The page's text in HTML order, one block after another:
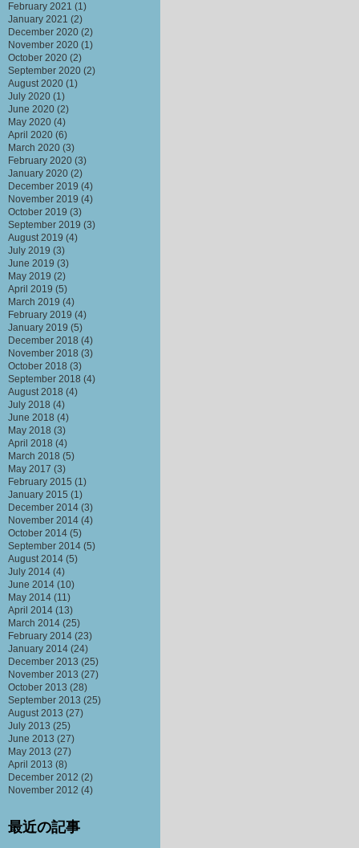
February 2021 (1)
January 2021 (2)
December 2020 (2)
November 2020 (1)
October 2020 (2)
September 2020 (2)
August 2020 (1)
July 2020 (1)
June 2020 (2)
May 2020 (4)
April 2020 (6)
March 2020 (3)
February 2020 (3)
January 2020 (2)
December 2019 (4)
November 2019 (4)
October 2019 (3)
September 2019 (3)
August 2019 (4)
July 2019 (3)
June 2019 (3)
May 2019 (2)
April 2019 (5)
March 2019 (4)
February 2019 (4)
January 2019 (5)
December 2018 (4)
November 2018 (3)
October 2018 (3)
September 2018 (4)
August 2018 (4)
July 2018 (4)
June 2018 (4)
May 2018 (3)
April 2018 (4)
March 2018 (5)
May 2017 (3)
February 2015 (1)
January 2015 (1)
December 2014 (3)
November 2014 (4)
October 2014 (5)
September 2014 (5)
August 2014 (5)
July 2014 (4)
June 2014 (10)
May 2014 (11)
April 2014 (13)
March 2014 (25)
February 2014 (23)
January 2014 (24)
December 2013 (25)
November 2013 (27)
October 2013 (28)
September 2013 (25)
August 2013 (27)
July 2013 (25)
June 2013 (27)
May 2013 (27)
April 2013 (8)
December 2012 (2)
November 2012 (4)
最近の記事